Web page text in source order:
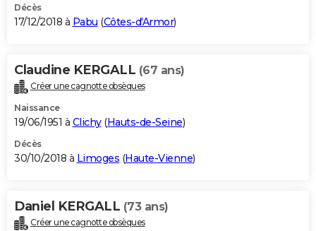
Décès
17/12/2018 à Pabu (Côtes-d'Armor)
Claudine KERGALL (67 ans)
Créer une cagnotte obsèques
Naissance
19/06/1951 à Clichy(Hauts-de-Seine)
Décès
30/10/2018 à Limoges (Haute-Vienne)
Daniel KERGALL (73 ans)
Créer une cagnotte obsèques